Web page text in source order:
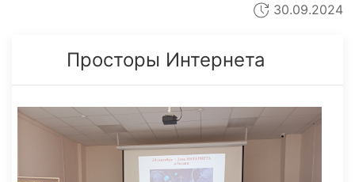
30.09.2024
Просторы Интернета